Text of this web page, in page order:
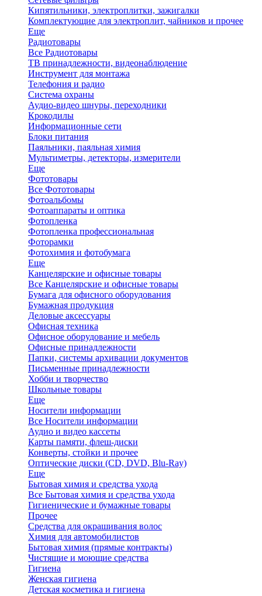
Кипятильники, электроплитки, зажигалки
Комплектующие для электроплит, чайников и прочее
Еще
Радиотовары
Все Радиотовары
ТВ принадлежности, видеонаблюдение
Инструмент для монтажа
Телефония и радио
Система охраны
Аудио-видео шнуры, переходники
Крокодилы
Информационные сети
Блоки питания
Паяльники, паяльная химия
Мультиметры, детекторы, измерители
Еще
Фототовары
Все Фототовары
Фотоальбомы
Фотоаппараты и оптика
Фотопленка
Фотопленка профессиональная
Фоторамки
Фотохимия и фотобумага
Еще
Канцелярские и офисные товары
Все Канцелярские и офисные товары
Бумага для офисного оборудования
Бумажная продукция
Деловые аксессуары
Офисная техника
Офисное оборудование и мебель
Офисные принадлежности
Папки, системы архивации документов
Письменные принадлежности
Хобби и творчество
Школьные товары
Еще
Носители информации
Все Носители информации
Аудио и видео кассеты
Карты памяти, флеш-диски
Конверты, стойки и прочее
Оптические диски (CD, DVD, Blu-Ray)
Еще
Бытовая химия и средства ухода
Все Бытовая химия и средства ухода
Гигиенические и бумажные товары
Прочее
Средства для окрашивания волос
Химия для автомобилистов
Бытовая химия (прямые контракты)
Чистящие и моющие средства
Гигиена
Женская гигиена
Детская косметика и гигиена